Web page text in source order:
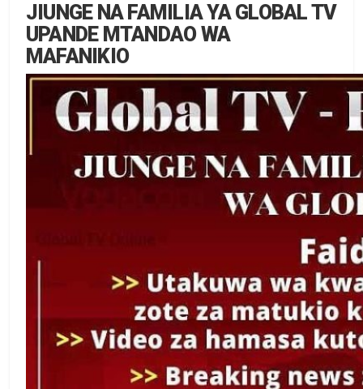
JIUNGE NA FAMILIA YA GLOBAL TV
UPANDE MTANDAO WA
MAFANIKIO